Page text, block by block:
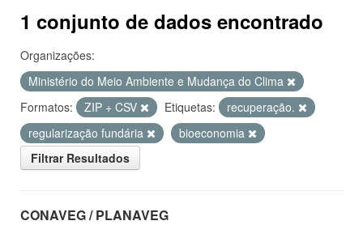
1 conjunto de dados encontrado
Organizações:
Ministério do Meio Ambiente e Mudança do Clima
Formatos:
ZIP + CSV Etiquetas:
recuperação.
regularização fundária
bioeconomia
Filtrar Resultados
CONAVEG / PLANAVEG